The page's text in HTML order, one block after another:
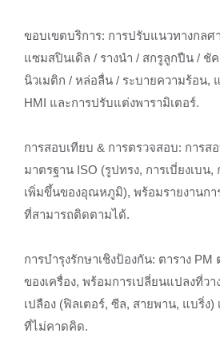
ขอบเขตบริการ: การปรับแนวทางกลศ
แซมสปินเดิล / รางนำ / สกรูลูกปืน / ชั
นิวเมติก / หล่อลื่น / ระบายความร้อน,
HMI และการปรับแต่งพารามิเตอร์.
การสอบเทียบ & การตรวจสอบ: การ
มาตรฐาน ISO (รูปทรง, การเบี่ยงเบน,
เพิ่มขึ้นของอุณหภูมิ), พร้อมรายงานกา
ที่สามารถติดตามได้.
การบำรุงรักษาเชิงป้องกัน: ตาราง
ของเครื่อง, พร้อมการเปลี่ยนแปลงที่ว
เปลือง (ฟิลเตอร์, ซีล, สายพาน, แบริ่ง)
ที่ไม่คาดคิด.